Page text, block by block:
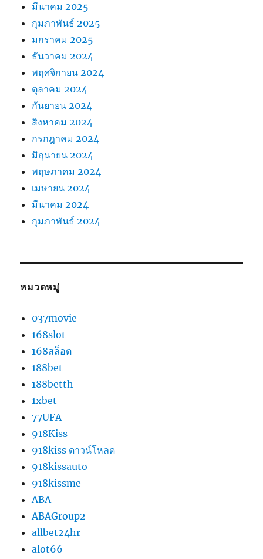
มีนาคม 2025
กุมภาพันธ์ 2025
มกราคม 2025
ธันวาคม 2024
พฤศจิกายน 2024
ตุลาคม 2024
กันยายน 2024
สิงหาคม 2024
กรกฎาคม 2024
มิถุนายน 2024
พฤษภาคม 2024
เมษายน 2024
มีนาคม 2024
กุมภาพันธ์ 2024
หมวดหมู่
037movie
168slot
168สล็อต
188bet
188betth
1xbet
77UFA
918Kiss
918kiss ดาวน์โหลด
918kissauto
918kissme
ABA
ABAGroup2
allbet24hr
alot66